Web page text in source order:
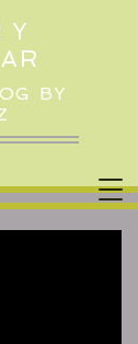
Y
BY